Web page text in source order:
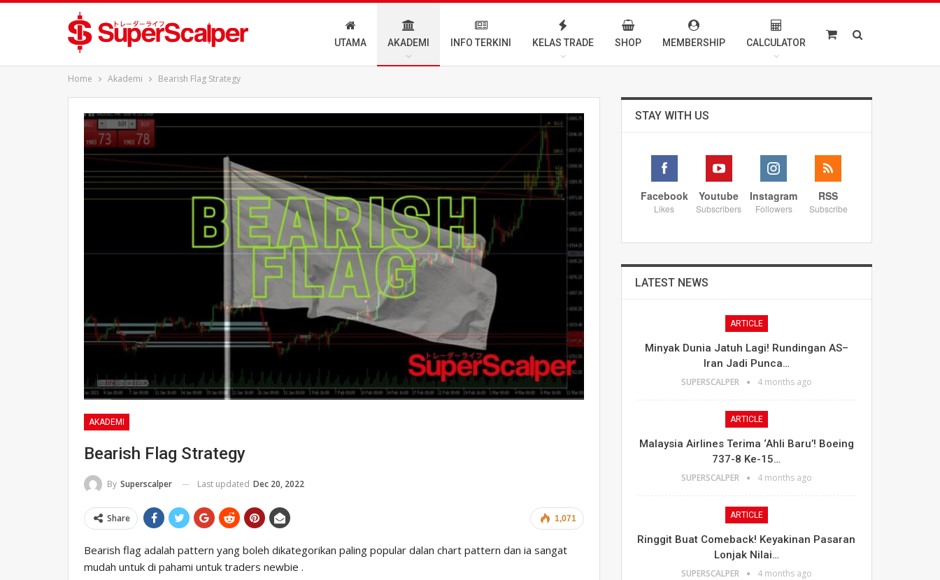
UTAMA AKADEMI INFO TERKINI KELAS TRADE SHOP MEMBERSHIP CALCULATOR
Home Akademi Bearish Flag Strategy
AKADEMI
Bearish Flag Strategy
By Superscalper Last updated Dec 20, 2022
1,071
Share
Bearish flag adalah pattern yang boleh dikategorikan paling popular dalan chart pattern dan ia sangat
mudah untuk di pahami untuk traders newbie .
STAY WITH US
Facebook
Likes
Youtube
Subscribers
Instagram
Followers
RSS
Subscribe
LATEST NEWS
ARTICLE
Minyak Dunia Jatuh Lagi! Rundingan AS–
Iran Jadi Punca…
SUPERSCALPER 4 months ago
ARTICLE
Malaysia Airlines Terima ‘Ahli Baru’! Boeing
737-8 Ke-15…
SUPERSCALPER 4 months ago
ARTICLE
Ringgit Buat Comeback! Keyakinan Pasaran
Lonjak Nilai…
SUPERSCALPER 4 months ago